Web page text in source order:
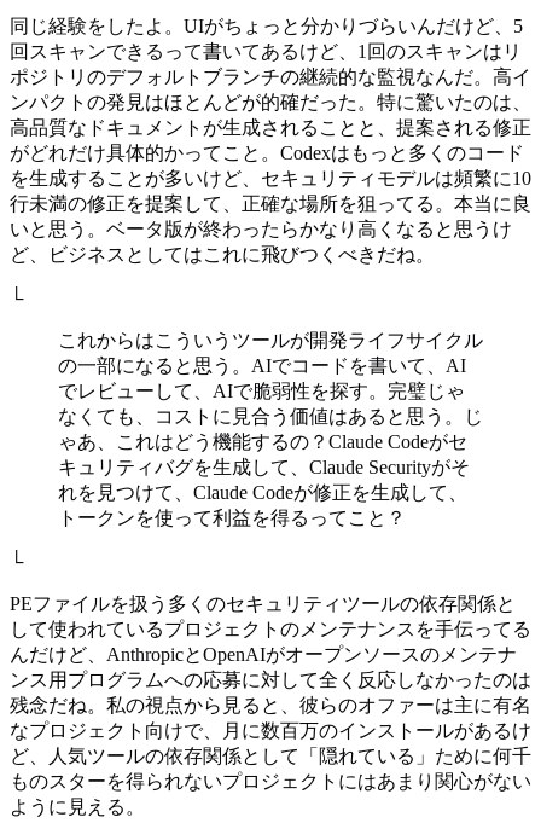
同じ経験をしたよ。UIがちょっと分かりづらいんだけど、5
回スキャンできるって書いてあるけど、1回のスキャンはリ
ポジトリのデフォルトブランチの継続的な監視なんだ。高イ
ンパクトの発見はほとんどが的確だった。特に驚いたのは、
高品質なドキュメントが生成されることと、提案される修正
がどれだけ具体的かってこと。Codexはもっと多くのコード
を生成することが多いけど、セキュリティモデルは頻繁に10
行未満の修正を提案して、正確な場所を狙ってる。本当に良
いと思う。ベータ版が終わったらかなり高くなると思うけ
ど、ビジネスとしてはこれに飛びつくべきだね。
└
これからはこういうツールが開発ライフサイクル
の一部になると思う。AIでコードを書いて、AI
でレビューして、AIで脆弱性を探す。完璧じゃ
なくても、コストに見合う価値はあると思う。じ
ゃあ、これはどう機能するの？Claude Codeがセ
キュリティバグを生成して、Claude Securityがそ
れを見つけて、Claude Codeが修正を生成して、
トークンを使って利益を得るってこと？
└
PEファイルを扱う多くのセキュリティツールの依存関係と
して使われているプロジェクトのメンテナンスを手伝ってる
んだけど、AnthropicとOpenAIがオープンソースのメンテナ
ンス用プログラムへの応募に対して全く反応しなかったのは
残念だね。私の視点から見ると、彼らのオファーは主に有名
なプロジェクト向けで、月に数百万のインストールがあるけ
ど、人気ツールの依存関係として「隠れている」ために何千
ものスターを得られないプロジェクトにはあまり関心がない
ように見える。